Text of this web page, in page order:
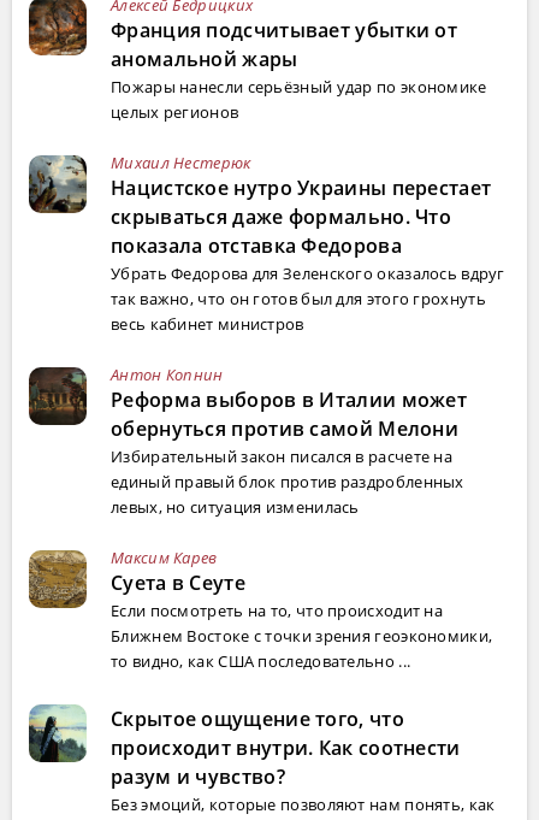
Алексей Бедрицких
Франция подсчитывает убытки от
аномальной жары
Пожары нанесли серьёзный удар по экономике
целых регионов
Михаил Нестерюк
Нацистское нутро Украины перестает
скрываться даже формально. Что
показала отставка Федорова
Убрать Федорова для Зеленского оказалось вдруг
так важно, что он готов был для этого грохнуть
весь кабинет министров
Антон Копнин
Реформа выборов в Италии может
обернуться против самой Мелони
Избирательный закон писался в расчете на
единый правый блок против раздробленных
левых, но ситуация изменилась
Максим Карев
Суета в Сеуте
Если посмотреть на то, что происходит на
Ближнем Востоке с точки зрения геоэкономики,
то видно, как США последовательно ...
Скрытое ощущение того, что
происходит внутри. Как соотнести
разум и чувство?
Без эмоций, которые позволяют нам понять, как